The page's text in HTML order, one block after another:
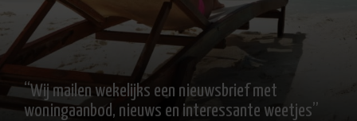
“Wij mailen wekelijks een nieuwsbrief met
woningaanbod, nieuws en interessante weetjes”